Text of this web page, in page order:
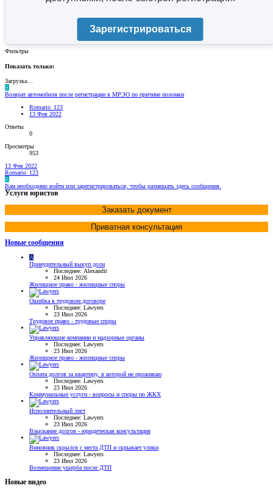
Зарегистрироваться
Фильтры
Показать только:
Загрузка…
R
Возврат автомобиля после регистрации в МРЭО по причине поломки
Romario_123
13 Фев 2022
Ответы
0
Просмотры
953
13 Фев 2022
Romario_123
R
Вам необходимо войти или зарегистрироваться, чтобы размещать здесь сообщения.
Услуги юристов
Заказать документ
Приватная консультация
Новые сообщения
A
Принудительный выкуп доли
Последнее: Alexandit
24 Июл 2026
Жилищное право - жилищные споры
Ошибка в трудовом договоре
Последнее: Lawyers
23 Июл 2026
Трудовое право - трудовые споры
Управляющие компании и надзорные органы
Последнее: Lawyers
23 Июл 2026
Жилищное право - жилищные споры
Оплата долгов за квартиру, в которой не проживаю
Последнее: Lawyers
23 Июл 2026
Коммунальные услуги - вопросы и споры по ЖКХ
Исполнительный лист
Последнее: Lawyers
23 Июл 2026
Взыскание долгов - юридическая консультация
Виновник скрылся с места ДТП и скрывает улики
Последнее: Lawyers
23 Июл 2026
Возмещение ущерба после ДТП
Новые видео